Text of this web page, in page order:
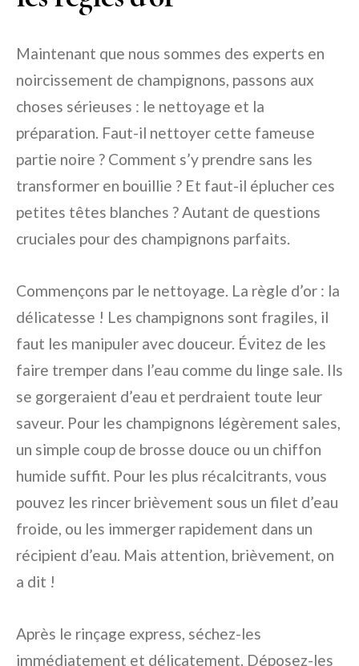
Maintenant que nous sommes des experts en
noircissement de champignons, passons aux
choses sérieuses : le nettoyage et la
préparation. Faut-il nettoyer cette fameuse
partie noire ? Comment s’y prendre sans les
transformer en bouillie ? Et faut-il éplucher ces
petites têtes blanches ? Autant de questions
cruciales pour des champignons parfaits.
Commençons par le nettoyage. La règle d’or : la
délicatesse ! Les champignons sont fragiles, il
faut les manipuler avec douceur. Évitez de les
faire tremper dans l’eau comme du linge sale. Ils
se gorgeraient d’eau et perdraient toute leur
saveur. Pour les champignons légèrement sales,
un simple coup de brosse douce ou un chiffon
humide suffit. Pour les plus récalcitrants, vous
pouvez les rincer brièvement sous un filet d’eau
froide, ou les immerger rapidement dans un
récipient d’eau. Mais attention, brièvement, on
a dit !
Après le rinçage express, séchez-les
immédiatement et délicatement. Déposez-les